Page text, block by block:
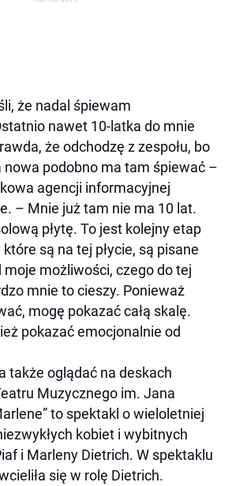
że nadal śpiewam
nawet 10-latka do mnie
że odchodzę z zespołu, bo
nowa podobno ma tam śpiewać –
agencji informacyjnej
– Mnie już tam nie ma 10 lat.
płytę. To jest kolejny etap
są na tej płycie, są pisane
moje możliwości, czego do tej
mnie to cieszy. Ponieważ
mogę pokazać całą skalę.
pokazać emocjonalnie od
także oglądać na deskach
Muzycznego im. Jana
to spektakl o wieloletniej
kobiet i wybitnych
i Marleny Dietrich. W spektaklu
się w rolę Dietrich.